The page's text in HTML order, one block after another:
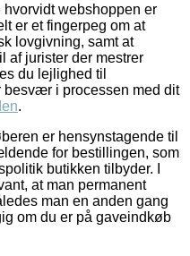
hvorvidt webshoppen er
er et fingerpeg om at
lovgivning, samt at
af jurister der mestrer
du lejlighed til
i processen med dit
.
er hensynstagende til
for bestillingen, som
butikken tilbyder. I
at man permanent
man en anden gang
om du er på gaveindkøb